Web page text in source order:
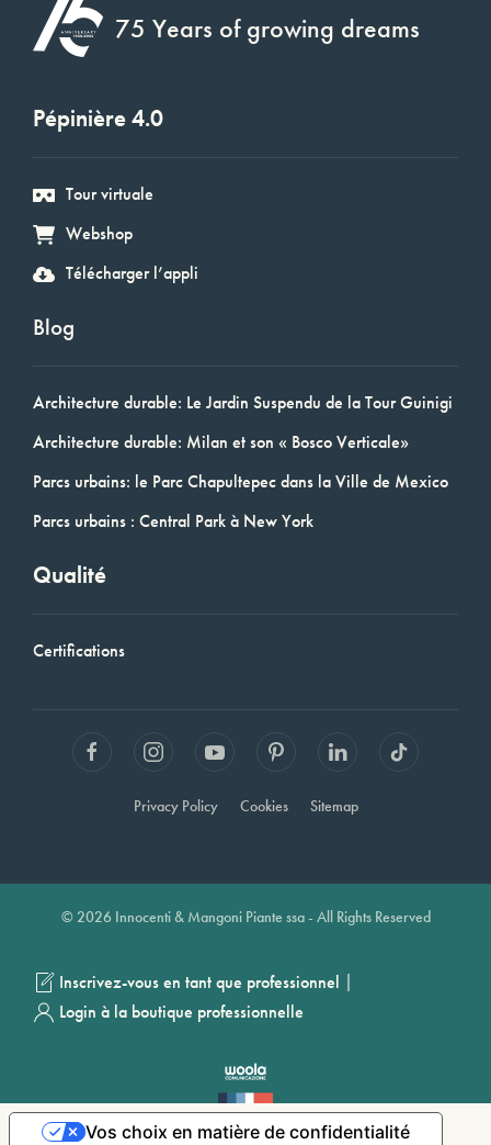
75 Years of growing dreams
Pépinière 4.0
Tour virtuale
Webshop
Télécharger l’appli
Blog
Architecture durable: Le Jardin Suspendu de la Tour Guinigi
Architecture durable: Milan et son « Bosco Verticale»
Parcs urbains: le Parc Chapultepec dans la Ville de Mexico
Parcs urbains : Central Park à New York
Qualité
Certifications
Privacy Policy Cookies Sitemap
© 2026 Innocenti & Mangoni Piante ssa - All Rights Reserved
Inscrivez-vous en tant que professionnel |
Login à la boutique professionnelle
Vos choix en matière de confidentialité